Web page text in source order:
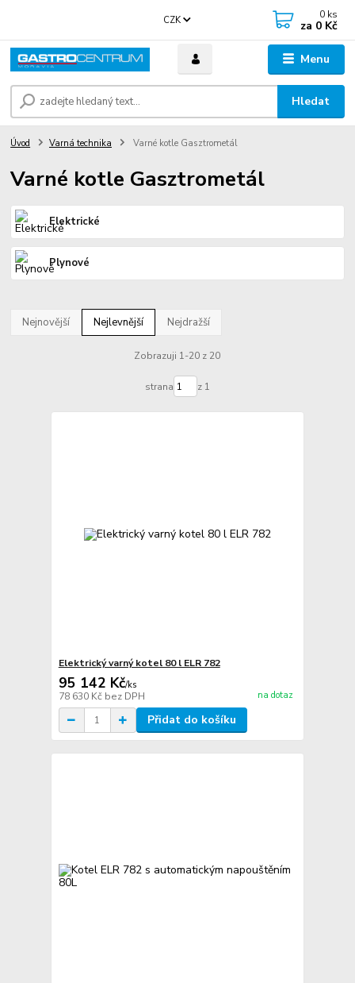
Menu
CZK
Hledat
0 ks
za 0 Kč
Úvod Varná technika Varné kotle Gasztrometál
Varné kotle Gasztrometál
Elektrické
Plynové
Nejnovější Nejlevnější Nejdražší
Zobrazuji 1-20 z 20
strana z 1
Elektrický varný kotel 80 l ELR 782
95 142 Kč/ks
78 630 Kč bez DPH na dotaz
Přidat do košíku